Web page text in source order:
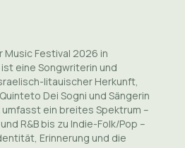
Music Festival 2026 in
eine Songwriterin und
litauischer Herkunft,
Dei Sogni und Sängerin
umfasst ein breites Spektrum –
R&B bis zu Indie-Folk/Pop –
Erinnerung und die